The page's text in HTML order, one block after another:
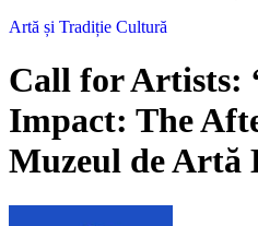
Artă și Tradiție Cultură
Call for Artists:
Impact: The
Muzeul de Artă